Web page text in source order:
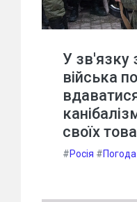
У зв'язку
війська
своїх
#Росія #Погода